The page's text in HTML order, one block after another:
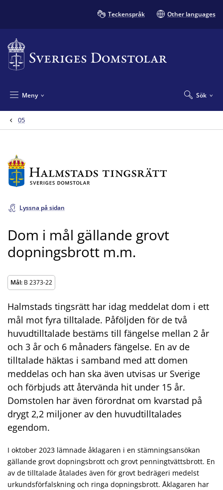
Teckenspråk Other languages
Sök
Meny
05
Lyssna på sidan
Dom i mål gällande grovt
dopningsbrott m.m.
Mål: B 2373-22
Halmstads tingsrätt har idag meddelat dom i ett
mål mot fyra tilltalade. Påföljden för de två
huvudtilltalade bestäms till fängelse mellan 2 år
och 3 år och 6 månaders fängelse. En av de
tilltalade häktas i samband med att domen
meddelas och han ska även utvisas ur Sverige
och förbjuds att återvända hit under 15 år.
Domstolen har även förordnat om kvarstad på
drygt 2,2 miljoner av den huvudtilltalades
egendom.
I oktober 2023 lämnade åklagaren i en stämningsansökan
gällande grovt dopningsbrott och grovt penningtvättsbrott. En
av de tilltalade åtalades även för grovt bedrägeri medelst
urkundsförfalskning och ringa dopningsbrott. Åklagaren har